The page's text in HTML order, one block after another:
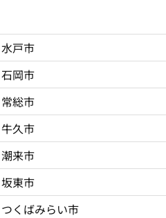
水戸市
石岡市
常総市
牛久市
潮来市
坂東市
つくばみらい市